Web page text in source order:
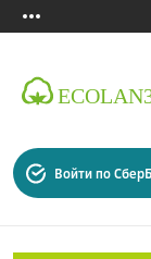
Войти по